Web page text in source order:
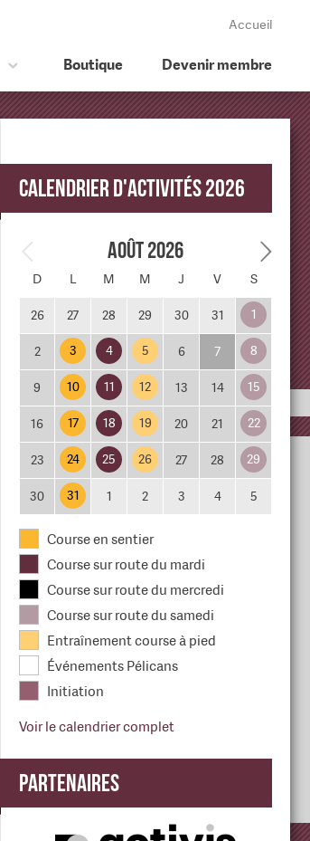
Accueil
Boutique Devenir membre
Calendrier d'activités 2026
Août 2026
D L M M J V S
26 27 28 29 30 31 1
2 3 4 5 6 7 8
9 10 11 12 13 14 15
16 17 18 19 20 21 22
23 24 25 26 27 28 29
30 31 1 2 3 4 5
Course en sentier
Course sur route du mardi
Course sur route du mercredi
Course sur route du samedi
Entraînement course à pied
Événements Pélicans
Initiation
Voir le calendrier complet
Partenaires